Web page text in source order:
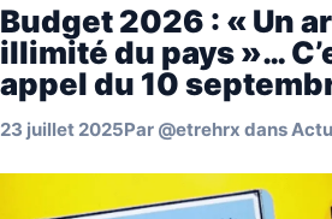
Budget 2026 : « Un
illimité du pays »…
appel du 10
23 juillet 2025Par @etrehrx dans